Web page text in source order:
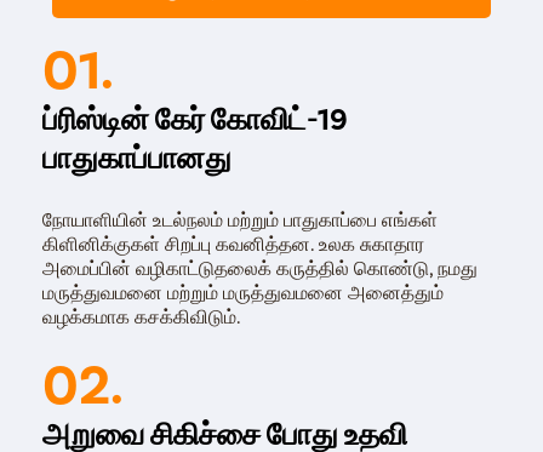
01.
ப்ரிஸ்டின் கேர் கோவிட்-19
பாதுகாப்பானது
நோயாளியின் உடல்நலம் மற்றும் பாதுகாப்பை எங்கள்
கிளினிக்குகள் சிறப்பு கவனித்தன. உலக சுகாதார
அமைப்பின் வழிகாட்டுதலைக் கருத்தில் கொண்டு, நமது
மருத்துவமனை மற்றும் மருத்துவமனை அனைத்தும்
வழக்கமாக கசக்கிவிடும்.
02.
அறுவை சிகிச்சை போது உதவி